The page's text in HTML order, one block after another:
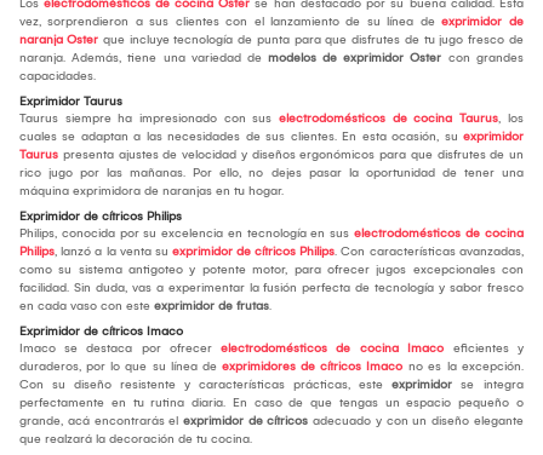
Los electrodomésticos de cocina Oster se han destacado por su buena calidad. Esta
vez, sorprendieron a sus clientes con el lanzamiento de su línea de exprimidor de
naranja Oster que incluye tecnología de punta para que disfrutes de tu jugo fresco de
naranja. Además, tiene una variedad de modelos de exprimidor Oster con grandes
capacidades.
Exprimidor Taurus
Taurus siempre ha impresionado con sus electrodomésticos de cocina Taurus, los
cuales se adaptan a las necesidades de sus clientes. En esta ocasión, su exprimidor
Taurus presenta ajustes de velocidad y diseños ergonómicos para que disfrutes de un
rico jugo por las mañanas. Por ello, no dejes pasar la oportunidad de tener una
máquina exprimidora de naranjas en tu hogar.
Exprimidor de cítricos Philips
Philips, conocida por su excelencia en tecnología en sus electrodomésticos de cocina
Philips, lanzó a la venta su exprimidor de cítricos Philips. Con características avanzadas,
como su sistema antigoteo y potente motor, para ofrecer jugos excepcionales con
facilidad. Sin duda, vas a experimentar la fusión perfecta de tecnología y sabor fresco
en cada vaso con este exprimidor de frutas.
Exprimidor de cítricos Imaco
Imaco se destaca por ofrecer electrodomésticos de cocina Imaco eficientes y
duraderos, por lo que su línea de exprimidores de cítricos Imaco no es la excepción.
Con su diseño resistente y características prácticas, este exprimidor se integra
perfectamente en tu rutina diaria. En caso de que tengas un espacio pequeño o
grande, acá encontrarás el exprimidor de cítricos adecuado y con un diseño elegante
que realzará la decoración de tu cocina.